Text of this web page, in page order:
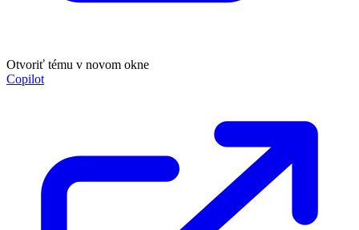
Otvoriť tému v novom okne
Copilot